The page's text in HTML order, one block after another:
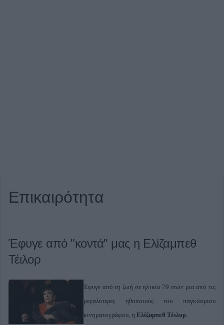
Επικαιρότητα
Έφυγε από "κοντά" μας η Ελίζαμπεθ
Τέιλορ
Έφυγε από τη ζωή σε ηλικία 79 ετών μια από τις
μεγαλύτερες ηθοποιούς του παγκόσμιου
κινηματογράφου, η Ελίζαμπεθ Τέιλορ.